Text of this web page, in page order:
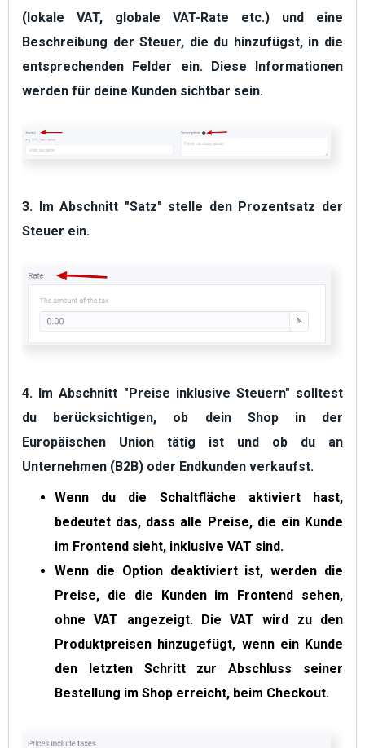
(lokale VAT, globale VAT-Rate etc.) und eine
Beschreibung der Steuer, die du hinzufügst, in die
entsprechenden Felder ein. Diese Informationen
werden für deine Kunden sichtbar sein.
3. Im Abschnitt "Satz" stelle den Prozentsatz der
Steuer ein.
4. Im Abschnitt "Preise inklusive Steuern" solltest
du berücksichtigen, ob dein Shop in der
Europäischen Union tätig ist und ob du an
Unternehmen (B2B) oder Endkunden verkaufst.
Wenn du die Schaltfläche aktiviert hast,
bedeutet das, dass alle Preise, die ein Kunde
im Frontend sieht, inklusive VAT sind.
Wenn die Option deaktiviert ist, werden die
Preise, die die Kunden im Frontend sehen,
ohne VAT angezeigt. Die VAT wird zu den
Produktpreisen hinzugefügt, wenn ein Kunde
den letzten Schritt zur Abschluss seiner
Bestellung im Shop erreicht, beim Checkout.